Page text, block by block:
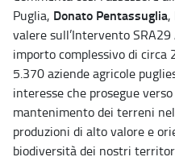
Puglia, Donato Pentassuglia,
valere sull’Intervento
importo complessivo di circa
5.370 aziende agricole
interesse che prosegue
mantenimento dei terreni
produzioni di alto valore e
biodiversità dei nostri